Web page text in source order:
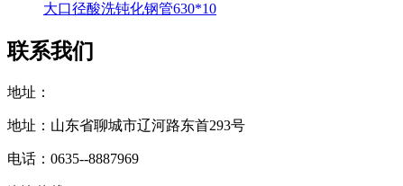
大口径酸洗钝化钢管630*10
联系我们
地址：
地址：山东省聊城市辽河路东首293号
电话：0635--8887969